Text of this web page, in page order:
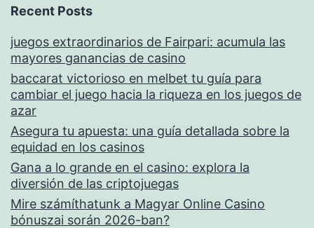
Recent Posts
juegos extraordinarios de Fairpari: acumula las
mayores ganancias de casino
baccarat victorioso en melbet tu guía para
cambiar el juego hacia la riqueza en los juegos de
azar
Asegura tu apuesta: una guía detallada sobre la
equidad en los casinos
Gana a lo grande en el casino: explora la
diversión de las criptojuegas
Mire számíthatunk a Magyar Online Casino
bónuszai során 2026-ban?